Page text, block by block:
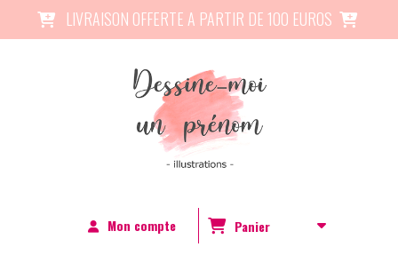
 LIVRAISON OFFERTE A PARTIR DE 100 EUROS 
Mon compte Panier